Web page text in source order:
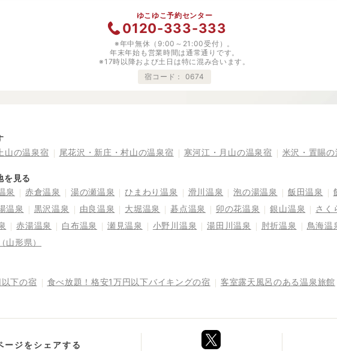
ゆこゆこ予約センター
0120-333-333
※年中無休（9:00～21:00受付）。
年末年始も営業時間は通常通りです。
※17時以降および土日は特に混み合います。
宿コード： 0674
山の温泉宿
尾花沢・新庄・村山の温泉宿 寒河江・月山の温泉宿 米沢・置賜の
を見る
泉 赤倉温泉 湯の瀬温泉 ひまわり温泉 滑川温泉 泡の湯温泉 飯田温泉
温泉 黒沢温泉 由良温泉 大堀温泉 碁点温泉 卯の花温泉 銀山温泉 さく
赤湯温泉 白布温泉 瀬見温泉 小野川温泉 湯田川温泉 肘折温泉 鳥海温
山形県）
下の宿
食べ放題！格安1万円以下バイキングの宿 客室露天風呂のある温泉旅館
ージをシェアする